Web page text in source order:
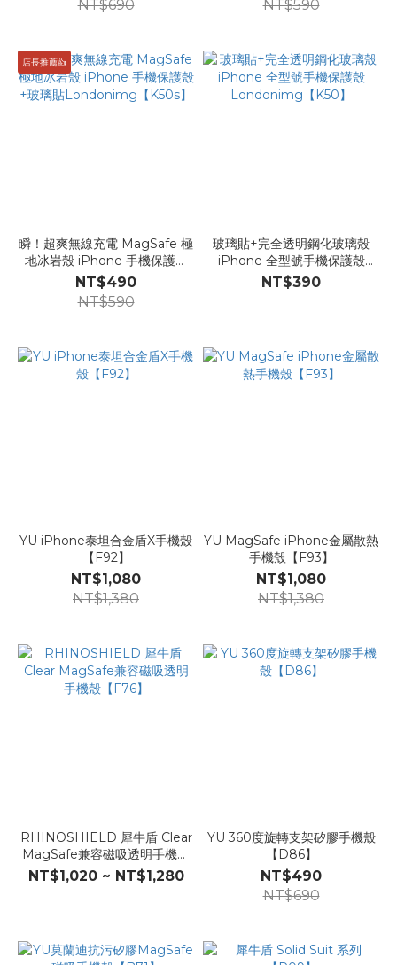
NT$690 NT$590
店長推薦👍
瞬！超爽無線充電 MagSafe 極
地冰岩殼 iPhone 手機保護殼
+玻璃貼Londonimg【K50s】
NT$490
NT$590
玻璃貼+完全透明鋼化玻璃殼
iPhone 全型號手機保護殼
Londonimg【K50】
NT$390
YU iPhone泰坦合金盾X手機殼
【F92】
NT$1,080
NT$1,380
YU MagSafe iPhone金屬散熱
手機殼【F93】
NT$1,080
NT$1,380
RHINOSHIELD 犀牛盾 Clear
MagSafe兼容磁吸透明手機殼
【F76】
NT$1,020 ~ NT$1,280
YU 360度旋轉支架矽膠手機殼
【D86】
NT$490
NT$690